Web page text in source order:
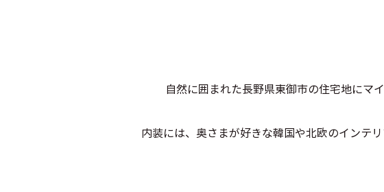
自然に囲まれた長野県東御市の住宅地にマ
内装には、奥さまが好きな韓国や北欧のインテ